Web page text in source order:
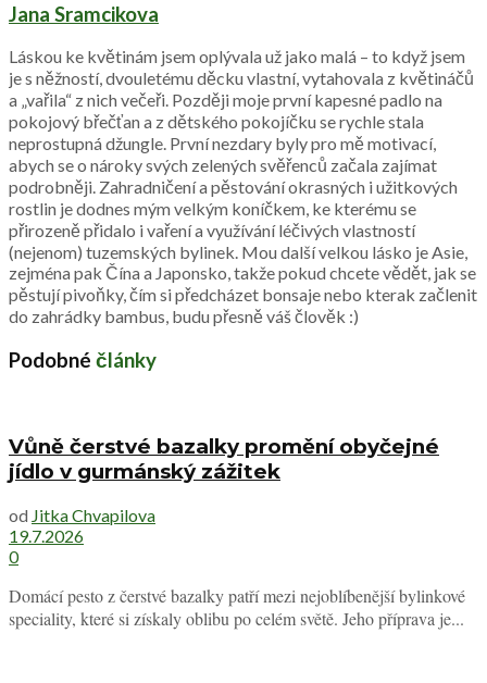
Jana Sramcikova
Láskou ke květinám jsem oplývala už jako malá – to když jsem
je s něžností, dvouletému děcku vlastní, vytahovala z květináčů
a „vařila“ z nich večeři. Později moje první kapesné padlo na
pokojový břečťan a z dětského pokojíčku se rychle stala
neprostupná džungle. První nezdary byly pro mě motivací,
abych se o nároky svých zelených svěřenců začala zajímat
podrobněji. Zahradničení a pěstování okrasných i užitkových
rostlin je dodnes mým velkým koníčkem, ke kterému se
přirozeně přidalo i vaření a využívání léčivých vlastností
(nejenom) tuzemských bylinek. Mou další velkou lásko je Asie,
zejména pak Čína a Japonsko, takže pokud chcete vědět, jak se
pěstují pivoňky, čím si předcházet bonsaje nebo kterak začlenit
do zahrádky bambus, budu přesně váš člověk :)
Podobné články
Vůně čerstvé bazalky promění obyčejné
jídlo v gurmánský zážitek
od Jitka Chvapilova
19.7.2026
0
Domácí pesto z čerstvé bazalky patří mezi nejoblíbenější bylinkové
speciality, které si získaly oblibu po celém světě. Jeho příprava je...